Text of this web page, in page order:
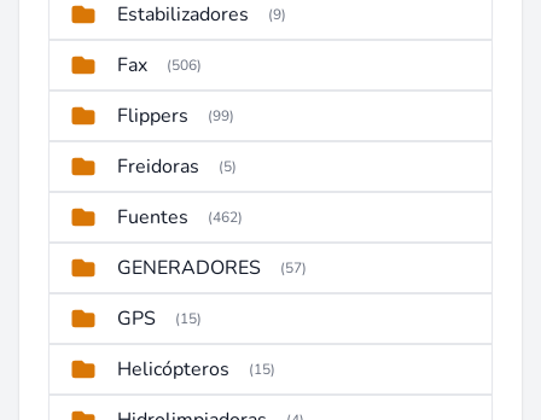
Estabilizadores (9)
Fax (506)
Flippers (99)
Freidoras (5)
Fuentes (462)
GENERADORES (57)
GPS (15)
Helicópteros (15)